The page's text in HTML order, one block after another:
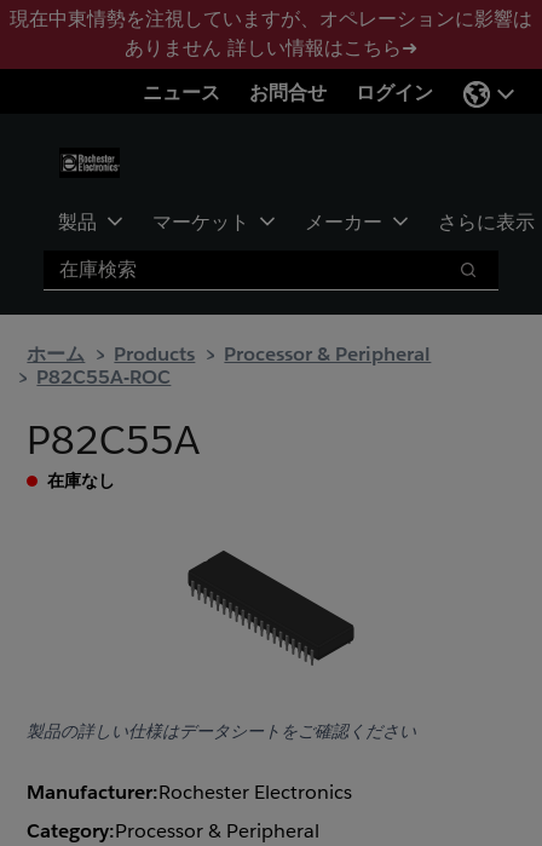
メ
ン
フ
タ
現在中東情勢を注視していますが、オペレーションに影響は
ありません 詳しい情報はこちら➜
ニュース
お問合せ ログイン
製品 マーケット メーカー さらに表示
検索
検索
ホーム Products
Processor & Peripheral
P82C55A-ROC
P82C55A
在庫なし
製品の詳しい仕様はデータシートをご確認ください
Manufacturer:Rochester Electronics
Category:Processor & Peripheral